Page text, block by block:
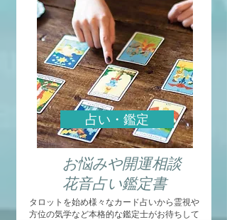
占い・鑑定
お悩みや開運相談
​花音占い鑑定書
タロットを始め様々なカード占いから霊視や
方位の気学など本格的な鑑定士がお待ちして